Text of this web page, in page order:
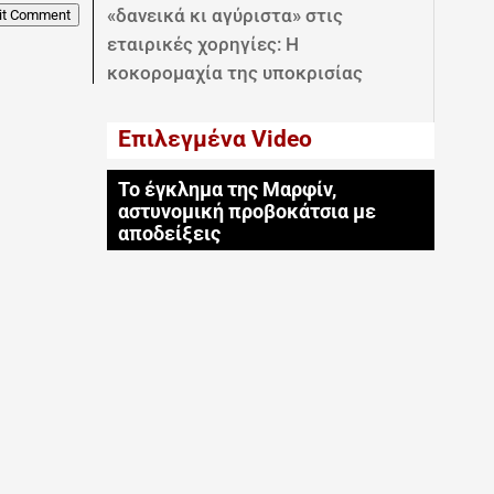
Comment
«δανεικά κι αγύριστα» στις
εταιρικές χορηγίες: Η
κοκορομαχία της υποκρισίας
Επιλεγμένα Video
Το έγκλημα της Μαρφίν,
αστυνομική προβοκάτσια με
αποδείξεις